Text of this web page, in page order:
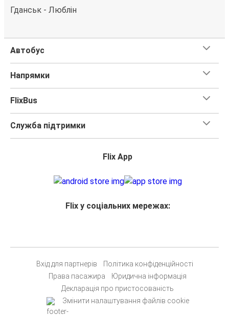
Гданськ - Люблін
Автобус
Напрямки
FlixBus
Служба підтримки
Flix App
Flix у соціальних мережах:
Вхід для партнерів
Політика конфіденційності
Права пасажира
Юридична інформація
Декларація про пристосованість
Змінити налаштування файлів cookie